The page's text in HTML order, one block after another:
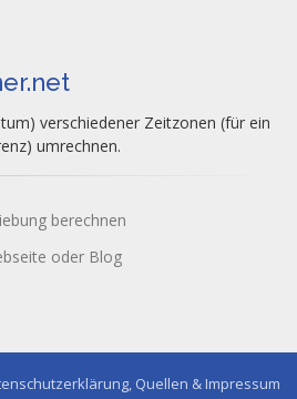
verschiedener Zeitzonen (für ein
umrechnen.
berechnen
oder Blog
Quellen & Impressum